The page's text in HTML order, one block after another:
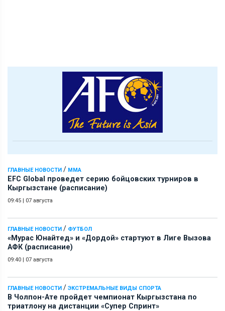
ГЛАВНЫЕ НОВОСТИ / ММА
EFC Global проведет серию бойцовских турниров в
Кыргызстане (расписание)
09:45 | 07 августа
ГЛАВНЫЕ НОВОСТИ / ФУТБОЛ
«Мурас Юнайтед» и «Дордой» стартуют в Лиге Вызова
АФК (расписание)
09:40 | 07 августа
ГЛАВНЫЕ НОВОСТИ / ЭКСТРЕМАЛЬНЫЕ ВИДЫ СПОРТА
В Чолпон-Ате пройдет чемпионат Кыргызстана по
триатлону на дистанции «Супер Спринт»